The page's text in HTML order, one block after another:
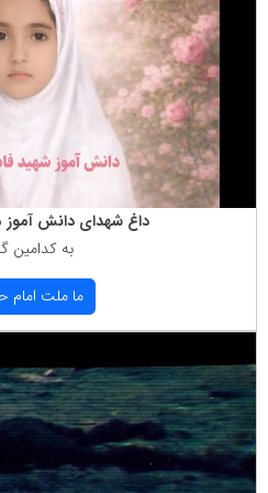
داغ شهدای دانش
به كدامین
ما ملت امام